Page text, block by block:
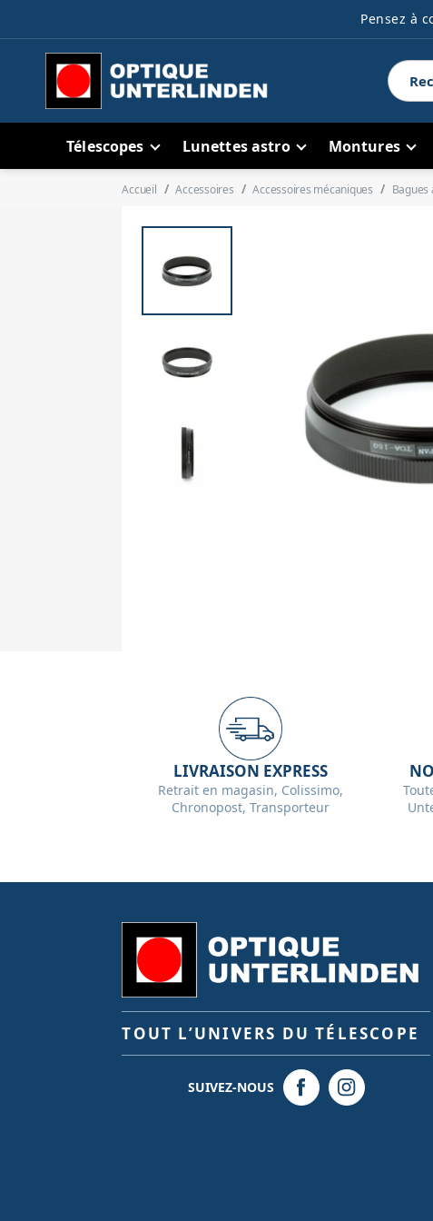
Pensez à
Télescopes Lunettes astro Montures
Accueil Accessoires Accessoires mécaniques Bagues
LIVRAISON EXPRESS
Retrait en magasin, Colissimo,
Chronopost, Transporteur
TOUT L’UNIVERS DU TÉLESCOPE
SUIVEZ-NOUS